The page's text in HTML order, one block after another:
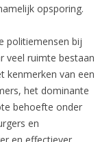
opsporing.
politiemensen bij
veel ruimte bestaan
kenmerken van een
het dominante
behoefte onder
en